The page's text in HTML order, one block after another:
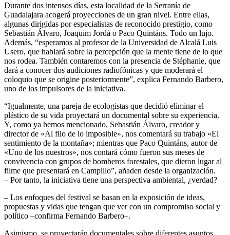
Durante dos intensos días, esta localidad de la Serranía de
Guadalajara acogerá proyecciones de un gran nivel. Entre ellas,
algunas dirigidas por especialistas de reconocido prestigio, como
Sebastián Álvaro, Joaquim Jordá o Paco Quintáns. Todo un lujo.
Además, “esperamos al profesor de la Universidad de Alcalá Luis
Usero, que hablará sobre la percepción que la mente tiene de lo que
nos rodea. También contaremos con la presencia de Stéphanie, que
dará a conocer dos audiciones radiofónicas y que moderará el
coloquio que se origine posteriormente”, explica Fernando Barbero,
uno de los impulsores de la iniciativa.
“Igualmente, una pareja de ecologistas que decidió eliminar el
plástico de su vida proyectará un documental sobre su experiencia.
Y, como ya hemos mencionado, Sebastián Álvaro, creador y
director de «Al filo de lo imposible», nos comentará su trabajo «El
sentimiento de la montaña»; mientras que Paco Quintáns, autor de
«Uno de los nuestros», nos contará cómo fueron sus meses de
convivencia con grupos de bomberos forestales, que dieron lugar al
filme que presentará en Campillo”, añaden desde la organización.
– Por tanto, la iniciativa tiene una perspectiva ambiental, ¿verdad?
– Los enfoques del festival se basan en la exposición de ideas,
propuestas y vidas que tengan que ver con un compromiso social y
político –confirma Fernando Barbero–.
Asimismo, se proyectarán documentales sobre diferentes asuntos